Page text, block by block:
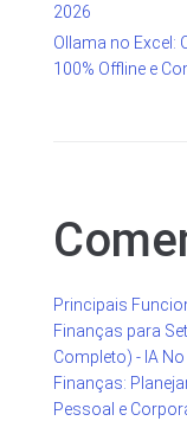
2026
Ollama no Excel:
100% Offline e
Principais
Finanças para
Completo) - IA No
Finanças:
Pessoal e